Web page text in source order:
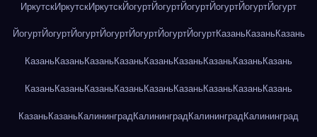
ИркутскИркутскИркутскЙогуртЙогуртЙогуртЙогуртЙогуртЙогурт
ЙогуртЙогуртЙогуртЙогуртЙогуртЙогуртЙогуртКазаньКазаньКазань
КазаньКазаньКазаньКазаньКазаньКазаньКазаньКазаньКазань
КазаньКазаньКазаньКазаньКазаньКазаньКазаньКазаньКазань
КазаньКазаньКалининградКалининградКалининградКалининград